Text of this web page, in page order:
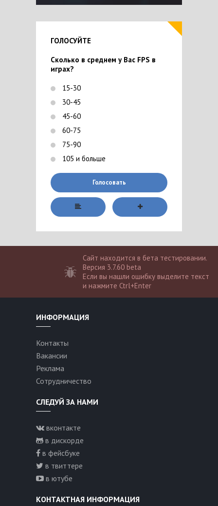
ГОЛОСУЙТЕ
Сколько в среднем у Вас FPS в
играх?
15-30
30-45
45-60
60-75
75-90
105 и больше
Голосовать
Сайт находится в бета тестировании.
Версия 3.7.60 beta
Если вы нашли ошибку выделите текст
и нажмите Ctrl+Enter
ИНФОРМАЦИЯ
Контакты
Вакансии
Реклама
Сотрудничество
СЛЕДУЙ ЗА НАМИ
вконтакте
в дискорде
в фейсбуке
в твиттере
в ютубе
КОНТАКТНАЯ ИНФОРМАЦИЯ